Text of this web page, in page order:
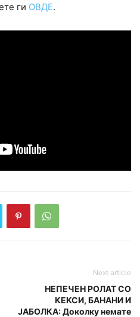
ги ОВДЕ.
Next article
НЕПЕЧЕН РОЛАТ СО
КЕКСИ, БАНАНИ И
ЈАБОЛКА: Доколку немате